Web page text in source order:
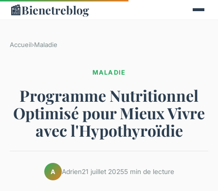
📰Bienetreblog
Accueil›Maladie
MALADIE
Programme Nutritionnel
Optimisé pour Mieux Vivre
avec l'Hypothyroïdie
A Adrien21 juillet 20255 min de lecture